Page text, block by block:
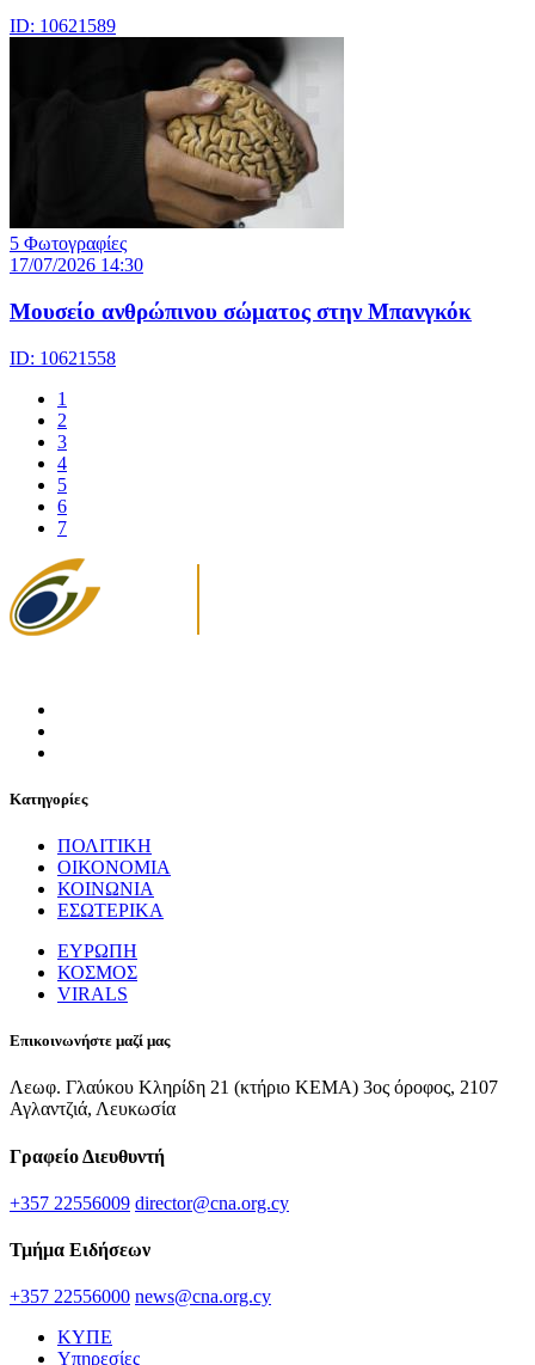
ID: 10621589
5 Φωτογραφίες
17/07/2026 14:30
Μουσείο ανθρώπινου σώματος στην Μπανγκόκ
ID: 10621558
1
2
3
4
5
6
7
Κατηγορίες
ΠΟΛΙΤΙΚΗ
ΟΙΚΟΝΟΜΙΑ
ΚΟΙΝΩΝΙΑ
ΕΣΩΤΕΡΙΚΑ
ΕΥΡΩΠΗ
ΚΟΣΜΟΣ
VIRALS
Επικοινωνήστε μαζί μας
Λεωφ. Γλαύκου Κληρίδη 21 (κτήριο ΚΕΜΑ) 3ος όροφος, 2107
Αγλαντζιά, Λευκωσία
Γραφείο Διευθυντή
+357 22556009 director@cna.org.cy
Τμήμα Ειδήσεων
+357 22556000 news@cna.org.cy
ΚΥΠΕ
Υπηρεσίες